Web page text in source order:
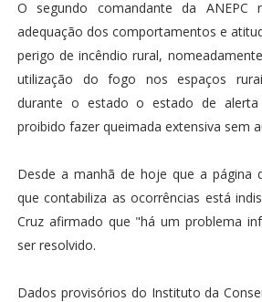
O segundo comandante da ANEPC
adequação dos comportamentos e
perigo de incêndio rural,
utilização do fogo nos espaços
durante o estado o estado de
proibido fazer queimada extensiva sem
Desde a manhã de hoje que a página
que contabiliza as ocorrências está
Cruz afirmado que "há um problema
ser resolvido.
Dados provisórios do Instituto da